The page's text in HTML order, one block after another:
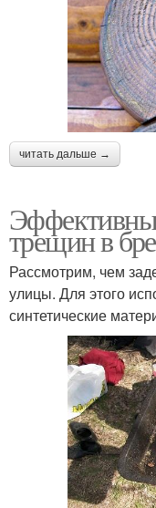
читать дальше →
трещин в
Рассмотрим, чем
улицы. Для этого
синтетические